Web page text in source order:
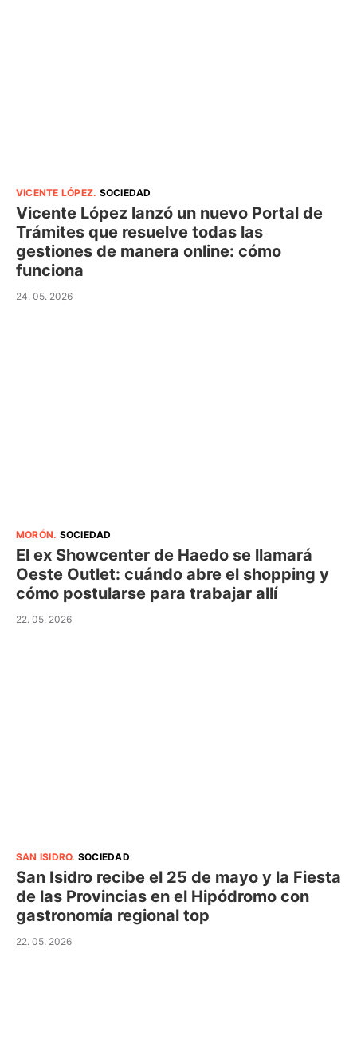
VICENTE LÓPEZ. SOCIEDAD
Vicente López lanzó un nuevo Portal de
Trámites que resuelve todas las
gestiones de manera online: cómo
funciona
24. 05. 2026
MORÓN. SOCIEDAD
El ex Showcenter de Haedo se llamará
Oeste Outlet: cuándo abre el shopping y
cómo postularse para trabajar allí
22. 05. 2026
SAN ISIDRO. SOCIEDAD
San Isidro recibe el 25 de mayo y la Fiesta
de las Provincias en el Hipódromo con
gastronomía regional top
22. 05. 2026